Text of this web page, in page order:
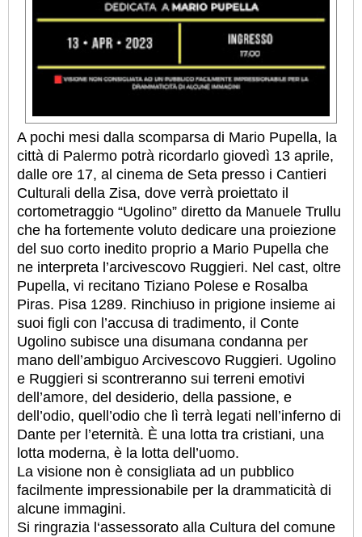
A pochi mesi dalla scomparsa di Mario Pupella, la
città di Palermo potrà ricordarlo giovedì 13 aprile,
dalle ore 17, al cinema de Seta presso i Cantieri
Culturali della Zisa, dove verrà proiettato il
cortometraggio “Ugolino” diretto da Manuele Trullu
che ha fortemente voluto dedicare una proiezione
del suo corto inedito proprio a Mario Pupella che
ne interpreta l’arcivescovo Ruggieri. Nel cast, oltre
Pupella, vi recitano Tiziano Polese e Rosalba
Piras. Pisa 1289. Rinchiuso in prigione insieme ai
suoi figli con l’accusa di tradimento, il Conte
Ugolino subisce una disumana condanna per
mano dell’ambiguo Arcivescovo Ruggieri. Ugolino
e Ruggieri si scontreranno sui terreni emotivi
dell’amore, del desiderio, della passione, e
dell’odio, quell’odio che lì terrà legati nell’inferno di
Dante per l’eternità. È una lotta tra cristiani, una
lotta moderna, è la lotta dell’uomo.
La visione non è consigliata ad un pubblico
facilmente impressionabile per la drammaticità di
alcune immagini.
Si ringrazia l‘assessorato alla Cultura del comune